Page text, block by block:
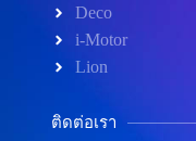
Deco
i-Motor
Lion
ติดต่อเรา